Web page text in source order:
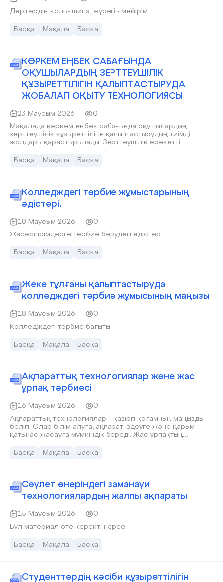
Дәрігердің қолы- шипа, жүрегі - мейірім
Басқа Мақала Басқа
КӨРКЕМ ЕҢБЕК САБАҒЫНДА
ОҚУШЫЛАРДЫҢ ЗЕРТТЕУШІЛІК
ҚҰЗЫРЕТТІЛІГІН ҚАЛЫПТАСТЫРУДА
ЖОБАЛАП ОҚЫТУ ТЕХНОЛОГИЯСЫ
23 Маусым 2026
0
Мақалада көркем еңбек сабағында оқушылардың
зерттеушілік құзыреттілігін қалыптастырудың тиімді
жолдары қарастырылады. Зерттеушілік әрекетті
мүмкіндіктері мен жасанды интеллект құралдарын
қабілеттерін дамытудағы жобалық жұмыстардың рөлі
анықталады. Сонымен қатар жасанды интеллект
негізіндегі цифрлық құралдарды қолдану арқылы
әдістемелік ерекшеліктері ұсынылады.
Басқа Мақала Басқа
Колледждегі тәрбие жұмыстарының
әдістері.
18 Маусым 2026
0
Жасөспірімдерге тәрбие берудегі әдістер
Басқа Мақала Басқа
Жеке тұлғаны қалыптастыруда
колледждегі тәрбие жұмысының маңызы
18 Маусым 2026
0
Колледждегі тәрбие бағыты
Басқа Мақала Басқа
Ақпараттық технологиялар және жас
ұрпақ тәрбиесі
16 Маусым 2026
0
Ақпараттық технологиялар – қазіргі қоғамның маңызды
бөлігі. Олар білім алуға, ақпарат іздеуге және қарым-
қатынас жасауға мүмкіндік береді. Жас ұрпақтың
шығармашылық қабілеттерін дамытуға көмектеседі.
және жауапты ұрпақ тәрбиелеуге болады.
Басқа Мақала Басқа
Сәулет өнеріндегі заманауи
технологиялардың жалпы ақпараты
15 Маусым 2026
0
Бұл материал өте керекті нәрсе.
Басқа Мақала Басқа
Студенттердің кәсіби құзыреттілігін